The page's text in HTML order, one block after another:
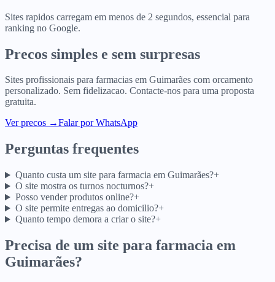
Sites rapidos carregam em menos de 2 segundos, essencial para
ranking no Google.
Precos simples e sem surpresas
Sites profissionais para farmacias em Guimarães com orcamento
personalizado. Sem fidelizacao. Contacte-nos para uma proposta
gratuita.
Ver precos →Falar por WhatsApp
Perguntas frequentes
Quanto custa um site para farmacia em Guimarães?+
O site mostra os turnos nocturnos?+
Posso vender produtos online?+
O site permite entregas ao domicilio?+
Quanto tempo demora a criar o site?+
Precisa de um site para farmacia em
Guimarães?